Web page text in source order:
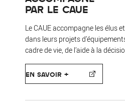
PAR LE CAUE
Le CAUE accompagne les élus
dans leurs projets
cadre de vie, de l’aide à la
EN SAVOIR +